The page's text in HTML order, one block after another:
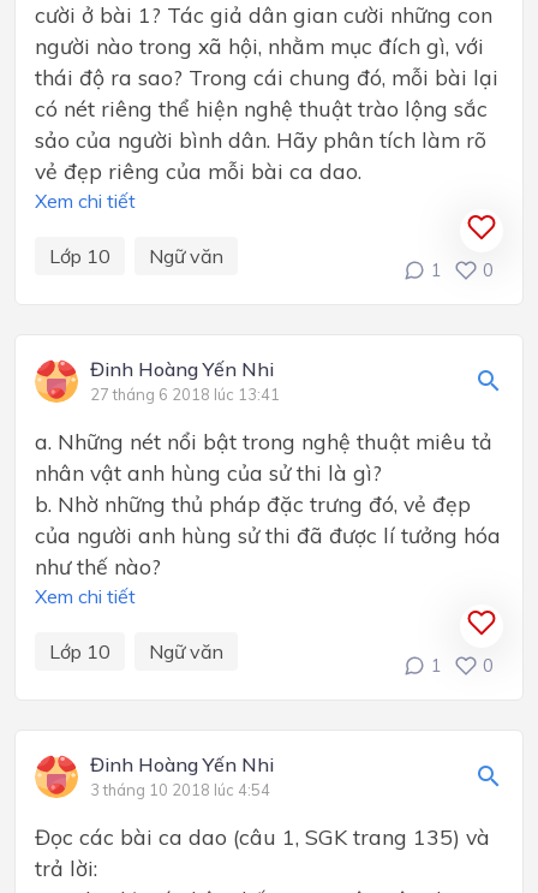
cười ở bài 1? Tác giả dân gian cười những con
người nào trong xã hội, nhằm mục đích gì, với
thái độ ra sao? Trong cái chung đó, mỗi bài lại
có nét riêng thể hiện nghệ thuật trào lộng sắc
sảo của người bình dân. Hãy phân tích làm rõ
vẻ đẹp riêng của mỗi bài ca dao.
Xem chi tiết
Lớp 10 Ngữ văn
1 0
Đinh Hoàng Yến Nhi
27 tháng 6 2018 lúc 13:41
a. Những nét nổi bật trong nghệ thuật miêu tả
nhân vật anh hùng của sử thi là gì?
b. Nhờ những thủ pháp đặc trưng đó, vẻ đẹp
của người anh hùng sử thi đã được lí tưởng hóa
như thế nào?
Xem chi tiết
Lớp 10 Ngữ văn
1 0
Đinh Hoàng Yến Nhi
3 tháng 10 2018 lúc 4:54
Đọc các bài ca dao (câu 1, SGK trang 135) và
trả lời: